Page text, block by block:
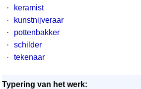
·
keramist
·
kunstnijveraar
·
pottenbakker
·
schilder
·
tekenaar
Typering van het werk: